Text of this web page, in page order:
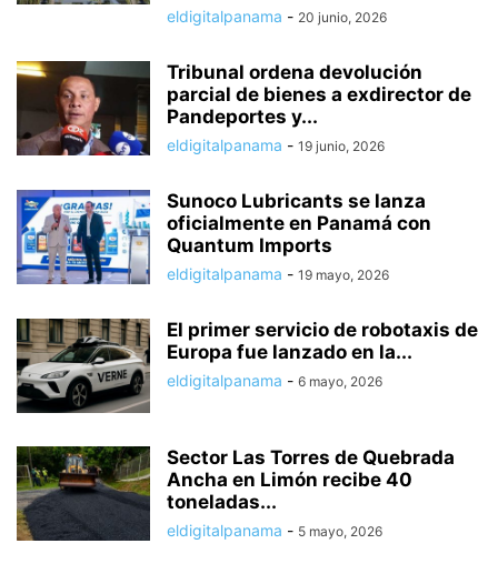
eldigitalpanama - 20 junio, 2026
Tribunal ordena devolución
parcial de bienes a exdirector de
Pandeportes y...
eldigitalpanama - 19 junio, 2026
Sunoco Lubricants se lanza
oficialmente en Panamá con
Quantum Imports
eldigitalpanama - 19 mayo, 2026
El primer servicio de robotaxis de
Europa fue lanzado en la...
eldigitalpanama - 6 mayo, 2026
Sector Las Torres de Quebrada
Ancha en Limón recibe 40
toneladas...
eldigitalpanama - 5 mayo, 2026